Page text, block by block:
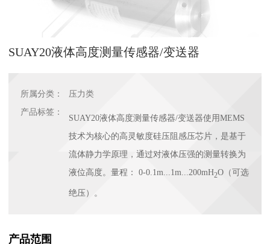
SUAY20液体高度测量传感器/变送器
所属分类：
压力类
产品标签：
SUAY20液体高度测量传感器/变送器使用MEMS
技术为核心的高灵敏度硅压阻感压芯片，是基于
流体静力学原理，通过对液体压强的测量转换为
液位高度。量程：
0-0.1m...1m...200mH2O（可选
绝压）。
产品范围